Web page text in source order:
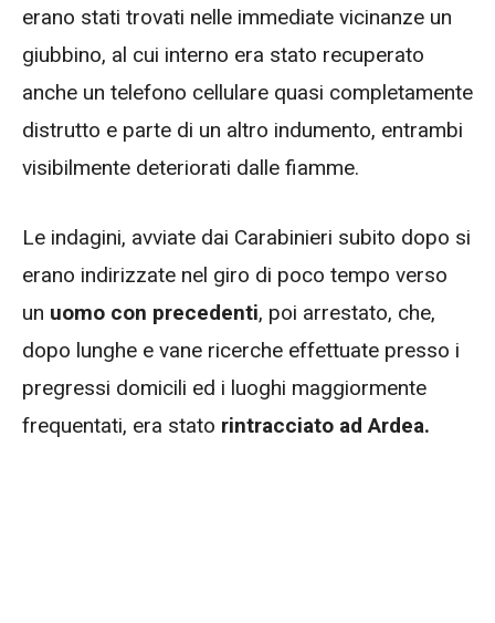
erano stati trovati nelle immediate vicinanze un
giubbino, al cui interno era stato recuperato
anche un telefono cellulare quasi completamente
distrutto e parte di un altro indumento, entrambi
visibilmente deteriorati dalle fiamme.
Le indagini, avviate dai Carabinieri subito dopo si
erano indirizzate nel giro di poco tempo verso
un uomo con precedenti, poi arrestato, che,
dopo lunghe e vane ricerche effettuate presso i
pregressi domicili ed i luoghi maggiormente
frequentati, era stato rintracciato ad Ardea.